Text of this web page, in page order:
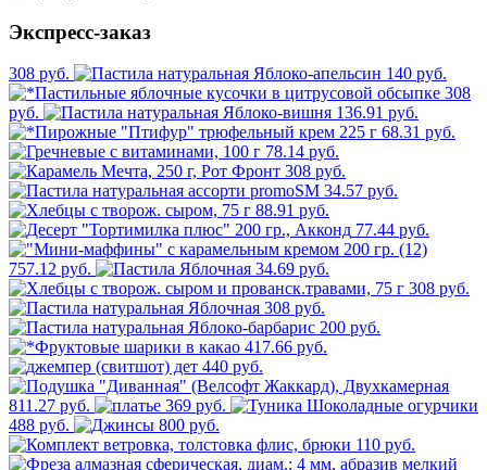
Экспресс-заказ
308 руб.
140 руб.
308
руб.
136.91 руб.
68.31 руб.
78.14 руб.
308 руб.
34.57 руб.
88.91 руб.
77.44 руб.
757.12 руб.
34.69 руб.
308 руб.
308 руб.
200 руб.
417.66 руб.
440 руб.
811.27 руб.
369 руб.
488 руб.
800 руб.
110 руб.